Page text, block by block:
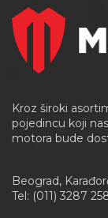
Kroz široki
pojedincu koji
motora bude
Beograd,
Tel: (011) 3287